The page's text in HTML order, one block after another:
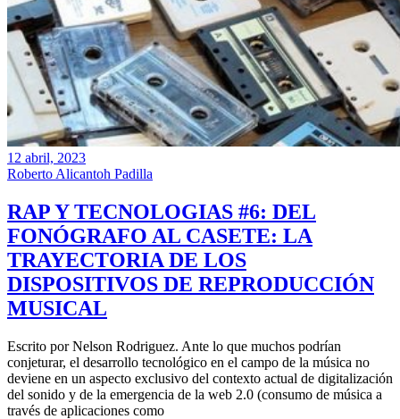
12 abril, 2023
Roberto Alicantoh Padilla
RAP Y TECNOLOGIAS #6: DEL
FONÓGRAFO AL CASETE: LA
TRAYECTORIA DE LOS
DISPOSITIVOS DE REPRODUCCIÓN
MUSICAL
Escrito por Nelson Rodriguez. Ante lo que muchos podrían
conjeturar, el desarrollo tecnológico en el campo de la música no
deviene en un aspecto exclusivo del contexto actual de digitalización
del sonido y de la emergencia de la web 2.0 (consumo de música a
través de aplicaciones como